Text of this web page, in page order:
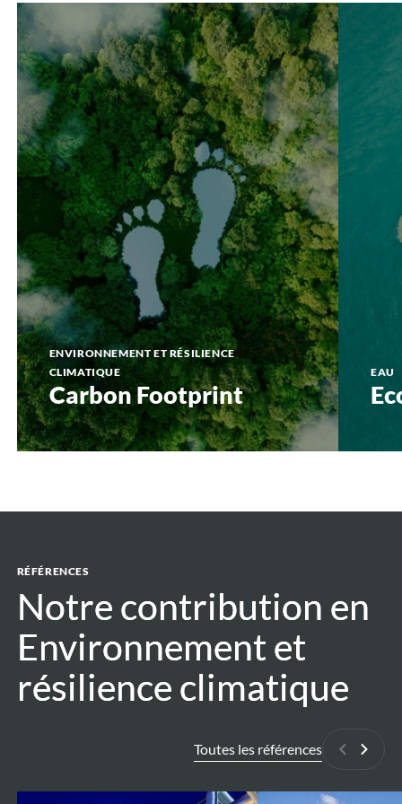
ENVIRONNEMENT ET RÉSILIENCE
CLIMATIQUE
Carbon Footprint
Carbon
Footprint
EAU
EcoPAM
RÉFÉRENCES
Notre contribution en
Environnement et
résilience climatique
Notre contribution en
Environnement et
résilience climatique
Toutes les références